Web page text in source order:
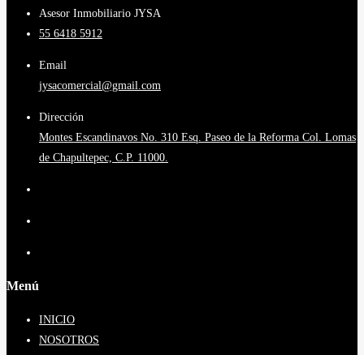
Asesor Inmobiliario JYSA
55 6418 5912
Email
jysacomercial@gmail.com
Dirección
Montes Escandinavos No. 310 Esq. Paseo de la Reforma Col. Lomas
de Chapultepec, C.P. 11000.
Menú
INICIO
NOSOTROS